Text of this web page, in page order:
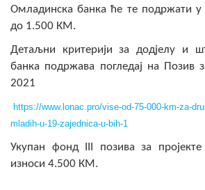
COVID 19
Геоистраживања
Пољопривреда
Омладинска банка ће те подржати
до 1.500 КМ.
Детаљни критерији за додјелу и
банка подржава погледај на Позив
2021
https://www.lonac.pro/vise-od-75-000-km-za-
mladih-u-19-zajednica-u-bih-1
Укупан фонд III позива за
износи 4.500 КМ.